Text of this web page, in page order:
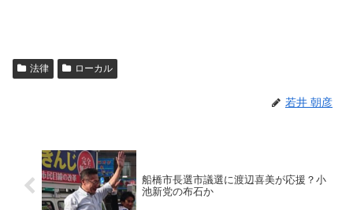
法律 ローカル
若井 朝彦
船橋市長選市議選に渡辺喜美が応援？小
池新党の布石か